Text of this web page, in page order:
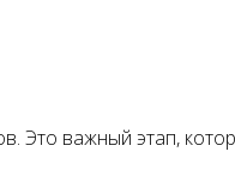
Это важный этап,